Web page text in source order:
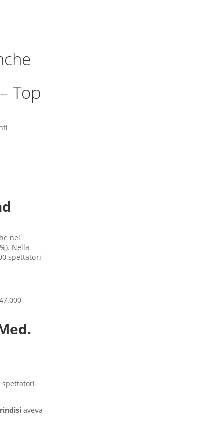
Top
nel
Nella
spettatori
spettatori
aveva